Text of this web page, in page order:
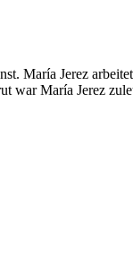
María Jerez
war María Jerez